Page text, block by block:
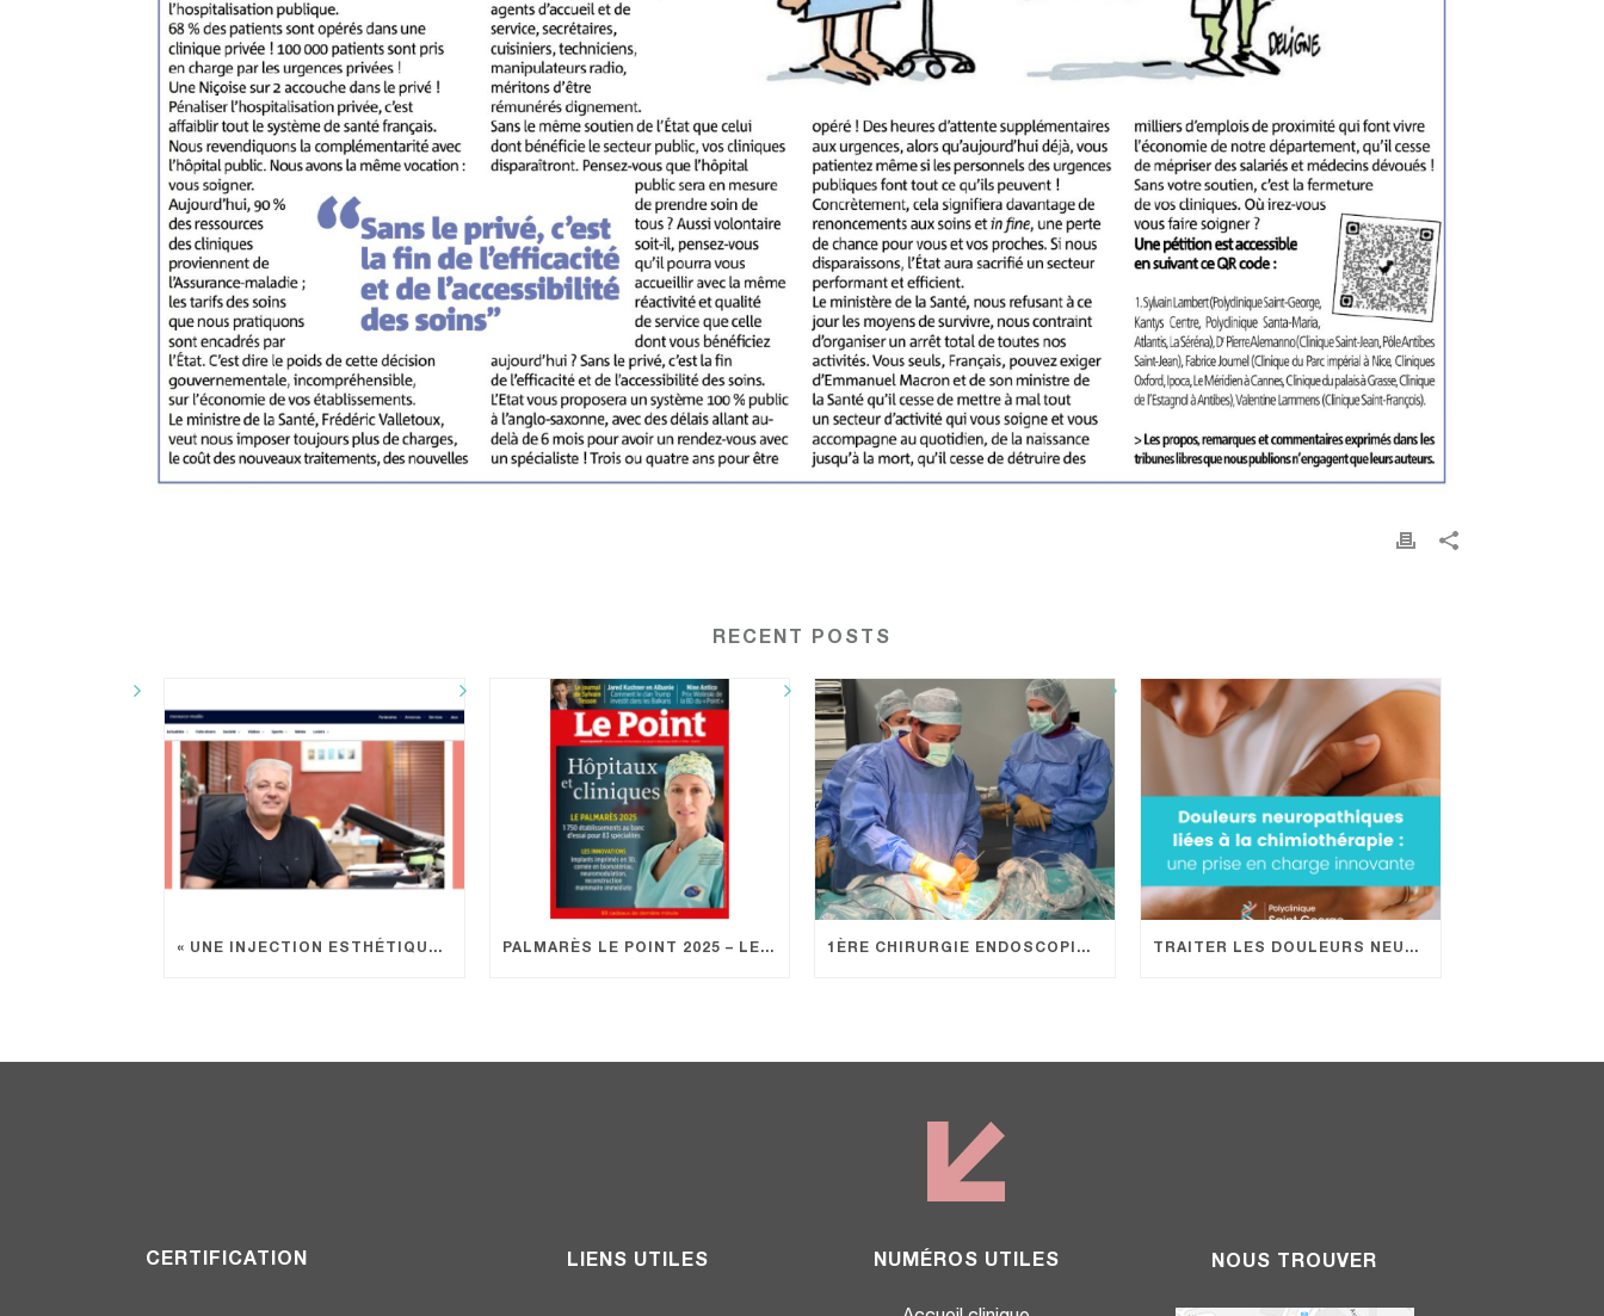
RECENT POSTS
« UNE INJECTION ESTHÉTIQUE EST UN ACTE MÉDICAL » PALMARÈS LE POINT 2025 – LE GROUPE KANTYS À L’HONNEUR 1ÈRE CHIRURGIE ENDOSCOPIQUE DU RACHIS À LA POLYCLINIQUE SAINT GEORGE : UN NOUVELLE OFFRE DE SOIN PROMETTEUSE POUR LES PATIENTS ! TRAITER LES DOULEURS NEUROPATHIQUES LIÉES À LA CHIMIOTHÉRAPIE EN HÔPITAL DE JOUR : UNE PRISE EN CHARGE INNOVANTE
CERTIFICATION LIENS UTILES NUMÉROS UTILES NOUS TROUVER